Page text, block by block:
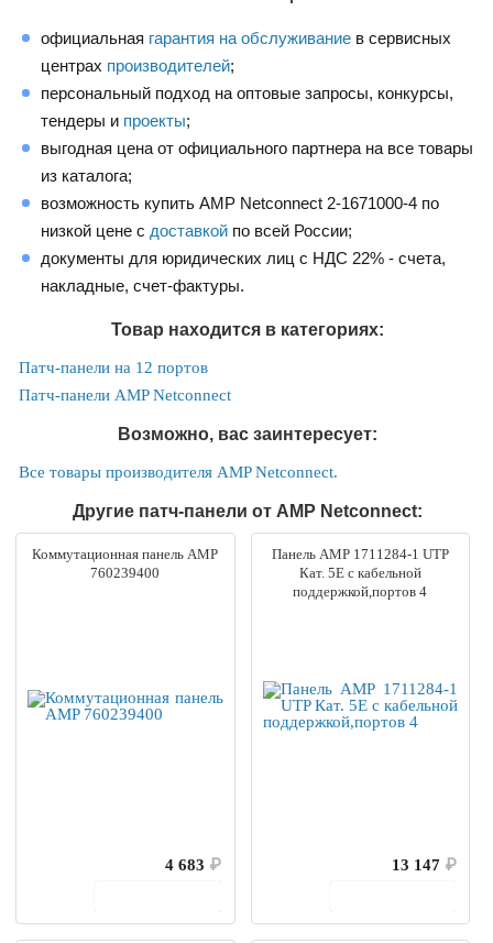
официальная гарантия на обслуживание в сервисных
центрах производителей;
персональный подход на оптовые запросы, конкурсы,
тендеры и проекты;
выгодная цена от официального партнера на все товары
из каталога;
возможность купить AMP Netconnect 2-1671000-4 по
низкой цене с доставкой по всей России;
документы для юридических лиц с НДС 22% - счета,
накладные, счет-фактуры.
Товар находится в категориях:
Патч-панели на 12 портов
Патч-панели AMP Netconnect
Возможно, вас заинтересует:
Все товары производителя AMP Netconnect.
Другие патч-панели от AMP Netconnect:
Коммутационная панель AMP
760239400
4 683 ₽
Панель AMP 1711284-1 UTP
Кат. 5E с кабельной
поддержкой,портов 4
13 147 ₽